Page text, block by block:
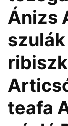
Ánizs
teafa